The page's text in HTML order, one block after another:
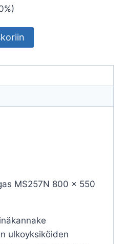
MS257N 800 x 550
ulkoyksiköiden